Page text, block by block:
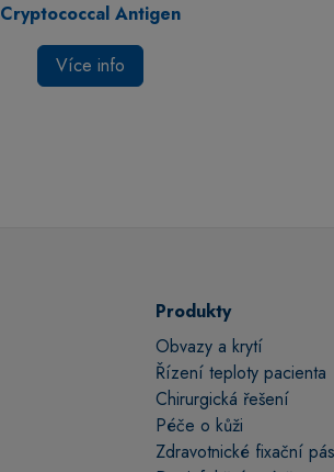
Cryptococcal Antigen
Více info
Produkty
Obvazy a krytí
Řízení teploty pacienta
Chirurgická řešení
Péče o kůži
Zdravotnické fixační